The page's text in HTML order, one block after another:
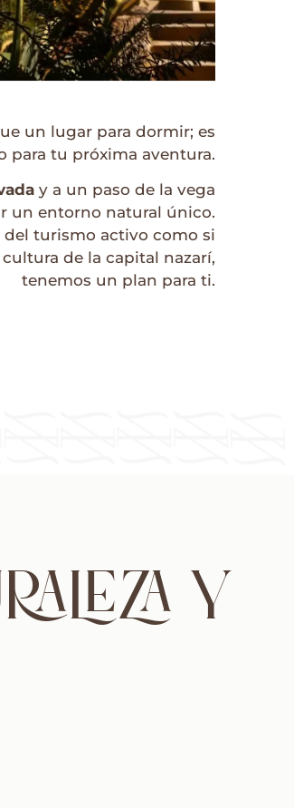
un lugar para dormir; es
para tu próxima aventura.
y a un paso de la vega
un entorno natural único.
del turismo activo como si
de la capital nazarí,
tenemos un plan para ti.
Y